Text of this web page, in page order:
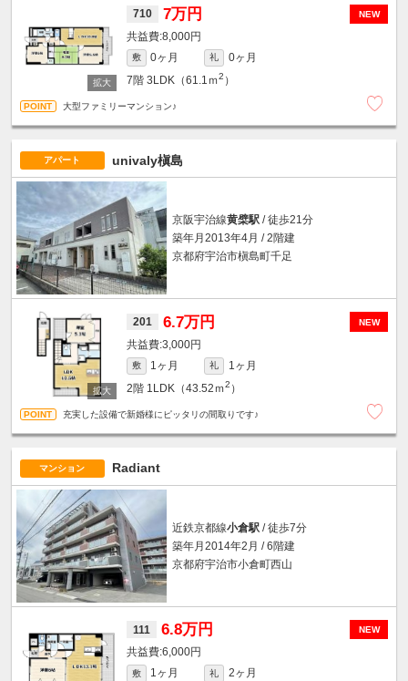
NEW
710 7万円
8,000円
敷 0ヶ月 礼
0ヶ月
7階 3LDK（61.1ｍ2 ）
大型ファミリーマンション♪
アパート univaly槇島
京阪宇治線黄檗駅/ 徒歩21分
築年月2013年4月 / 2階建
京都府宇治市槇島町千足
NEW
201 6.7万円
3,000円
敷 1ヶ月 礼
1ヶ月
2階 1LDK（43.52ｍ2 ）
充実した設備で新婚様にピッタリの間取りです♪
マンション Radiant
近鉄京都線小倉駅/ 徒歩7分
築年月2014年2月 / 6階建
京都府宇治市小倉町西山
NEW
111 6.8万円
6,000円
敷 1ヶ月 礼
2ヶ月